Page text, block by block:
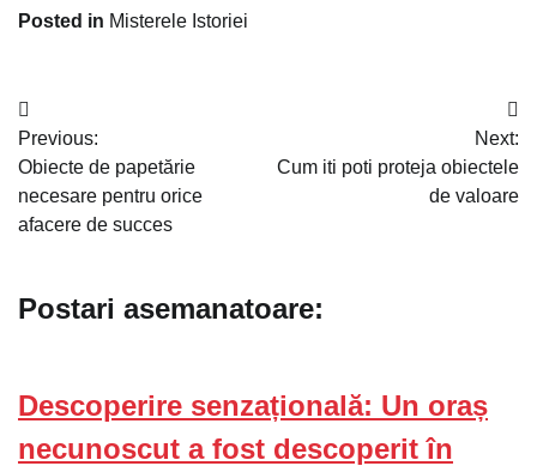
Posted in Misterele Istoriei
Navigare
în
articole
Previous:
Obiecte de papetărie
necesare pentru orice
afacere de succes
Next:
Cum iti poti proteja obiectele
de valoare
Postari asemanatoare:
Descoperire senzațională: Un oraș
necunoscut a fost descoperit în